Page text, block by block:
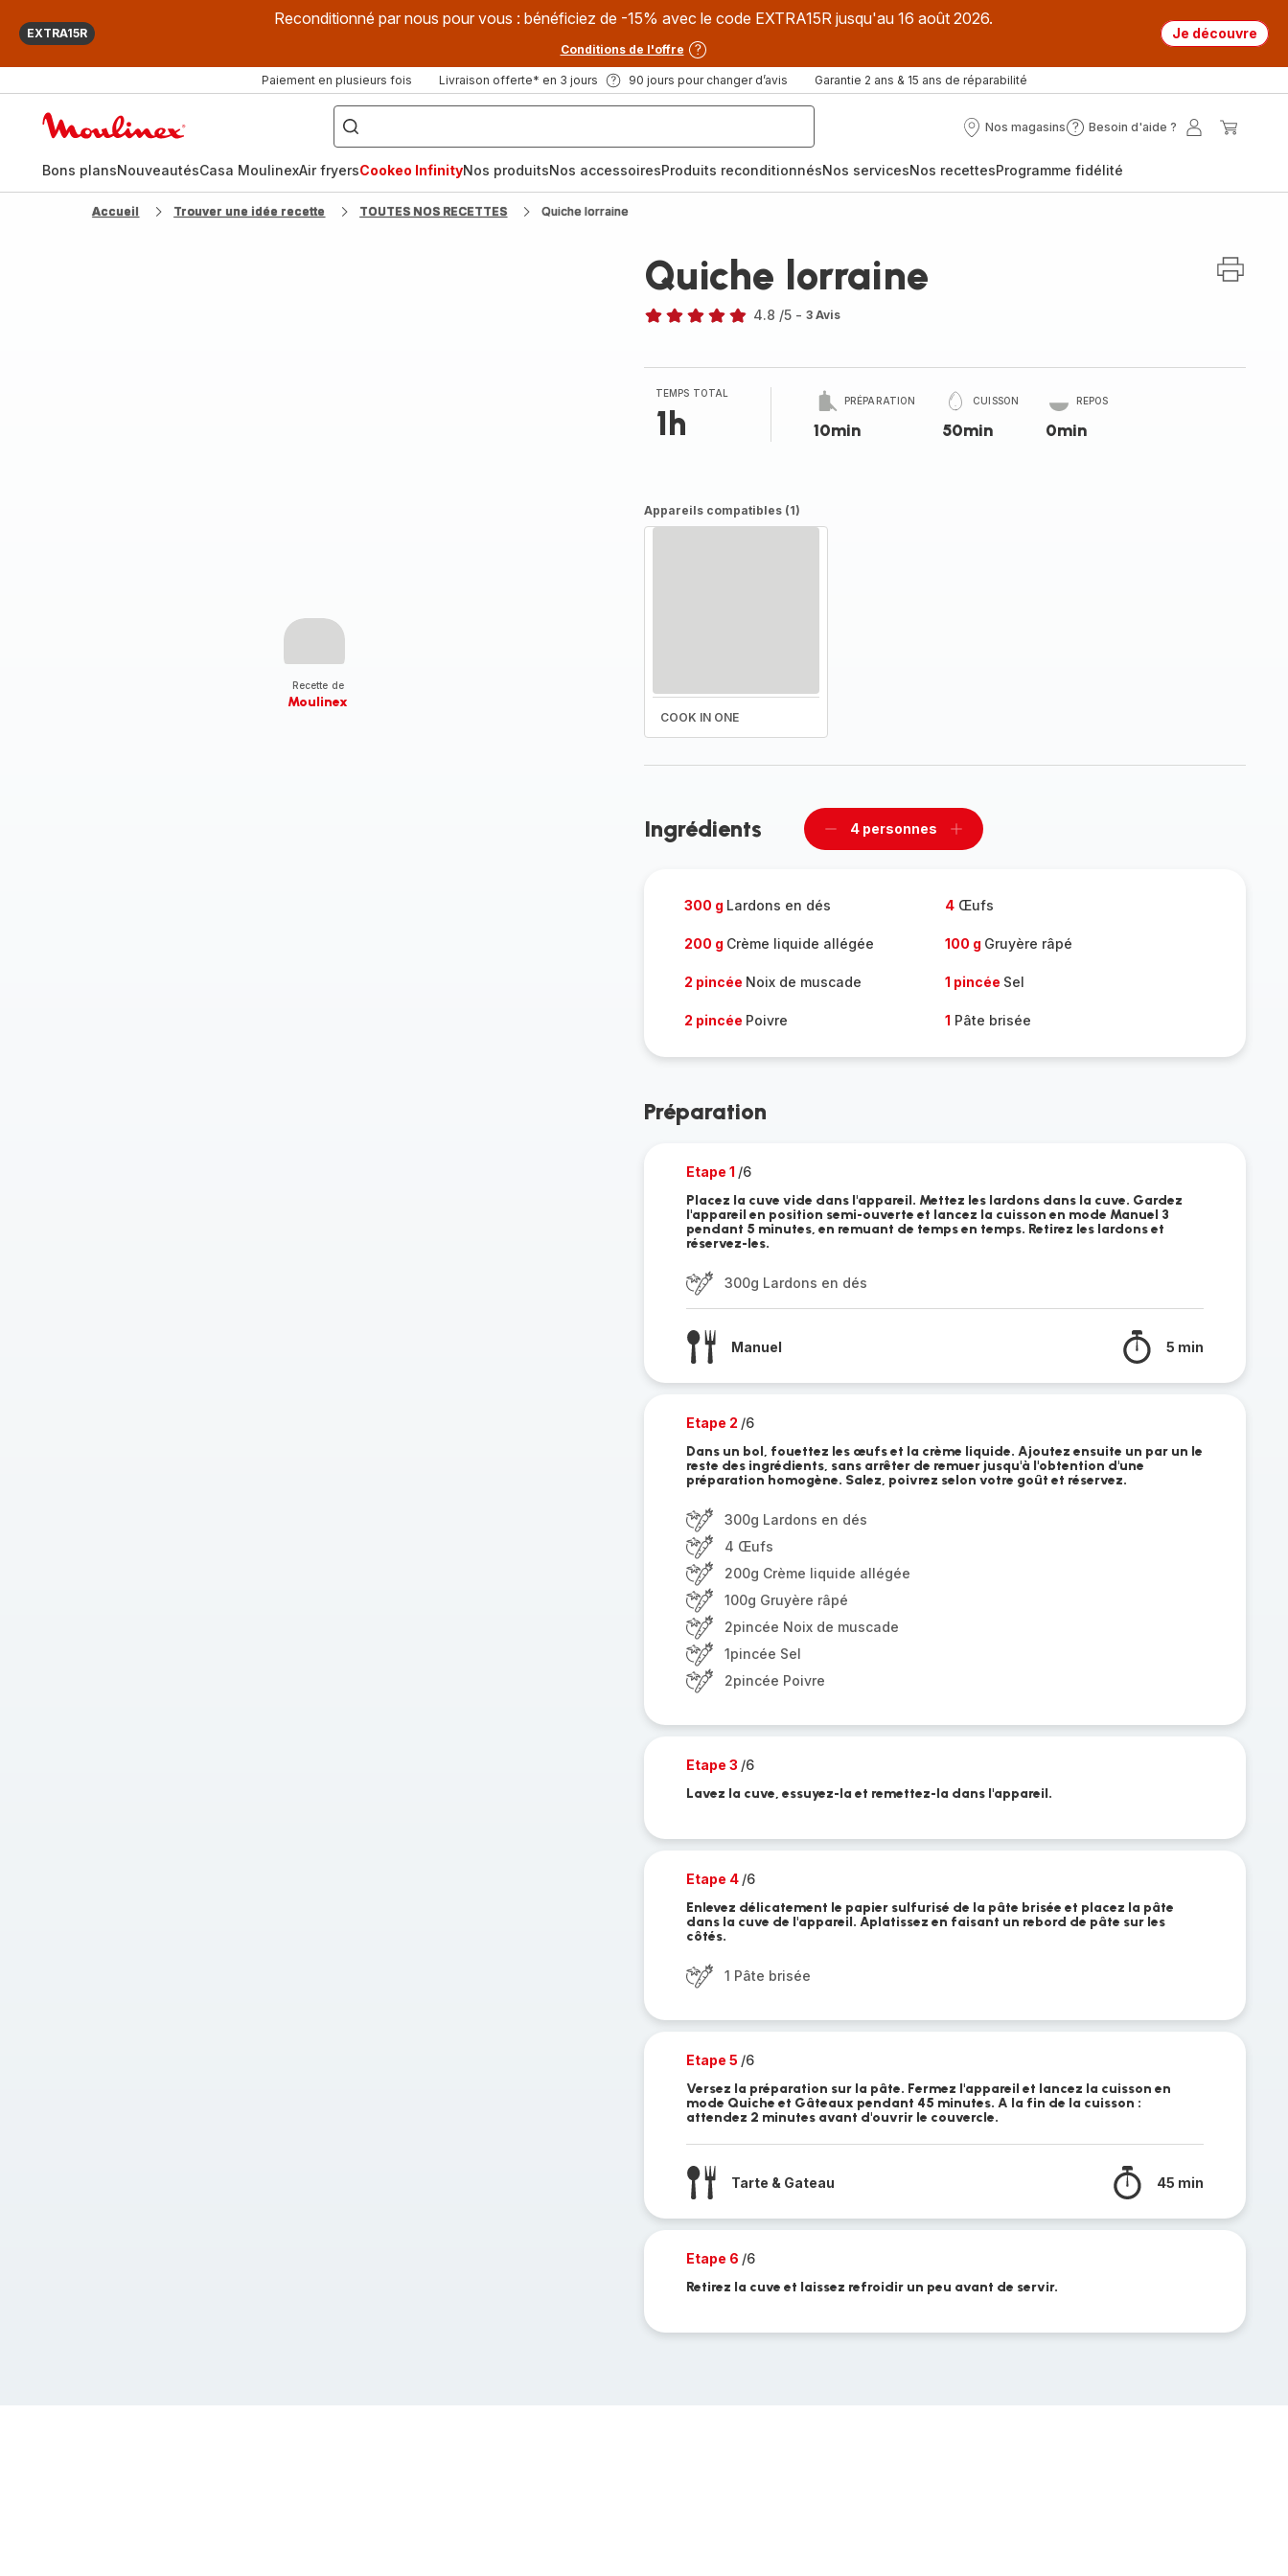
EXTRA15R
Reconditionné par nous pour vous : bénéficiez de -15% avec le code EXTRA15R jusqu'au 16 août 2026.
Conditions de l'offre
Je découvre
Paiement en plusieurs fois Livraison offerte* en 3 jours 90 jours pour changer d’avis Garantie 2 ans & 15 ans de réparabilité
["Que
recherchez-
vous
?",
fryer",
"Companion"]
Nos magasins
Nos
Besoin d'aide ?
Besoin
?
Mon
Bons plansNouveautésCasa MoulinexAir fryersCookeo InfinityNos produitsNos accessoiresProduits reconditionnésNos servicesNos recettesProgramme fidélité
Accueil Trouver une idée recette TOUTES NOS RECETTES Quiche lorraine
Recette de
Moulinex
Quiche lorraine
4.8 /5 - 3 Avis
TEMPS TOTAL
1h
PRÉPARATION
10min
CUISSON
50min
REPOS
0min
Appareils compatibles (1)
COOK IN ONE
Ingrédients
Supprimer
4 personnes
Ajouter
300 g Lardons en dés 4Œufs
200 g Crème liquide allégée 100 g Gruyère râpé
2 pincée Noix de muscade 1 pincée Sel
2 pincée Poivre 1 Pâte brisée
Préparation
Etape 1 /6
Placez la cuve vide dans l'appareil. Mettez les lardons dans la cuve. Gardez
l'appareil en position semi-ouverte et lancez la cuisson en mode Manuel 3
pendant 5 minutes, en remuant de temps en temps. Retirez les lardons et
réservez-les.
300g Lardons en dés
Manuel 5 min
Etape 2 /6
Dans un bol, fouettez les œufs et la crème liquide. Ajoutez ensuite un par un le
reste des ingrédients, sans arrêter de remuer jusqu'à l'obtention d'une
préparation homogène. Salez, poivrez selon votre goût et réservez.
300g Lardons en dés
4 Œufs
200g Crème liquide allégée
100g Gruyère râpé
2pincée Noix de muscade
1pincée Sel
2pincée Poivre
Etape 3 /6
Lavez la cuve, essuyez-la et remettez-la dans l'appareil.
Etape 4 /6
Enlevez délicatement le papier sulfurisé de la pâte brisée et placez la pâte
dans la cuve de l'appareil. Aplatissez en faisant un rebord de pâte sur les
côtés.
1 Pâte brisée
Etape 5 /6
Versez la préparation sur la pâte. Fermez l'appareil et lancez la cuisson en
mode Quiche et Gâteaux pendant 45 minutes. A la fin de la cuisson :
attendez 2 minutes avant d'ouvrir le couvercle.
Tarte & Gateau 45 min
Etape 6 /6
Retirez la cuve et laissez refroidir un peu avant de servir.